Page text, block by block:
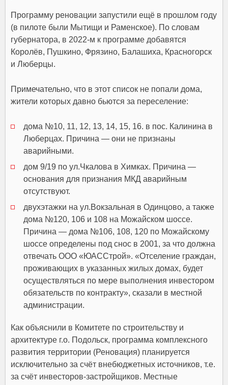
Программу реновации запустили ещё в прошлом году
(в пилоте были Мытищи и Раменское). По словам
губернатора, в 2022-м к программе добавятся
Королёв, Пушкино, Фрязино, Балашиха, Красногорск
и Люберцы.
Примечательно, что в этот список не попали дома,
жители которых давно бьются за переселение:
дома №10, 11, 12, 13, 14, 15, 16. в пос. Калинина в
Люберцах. Причина — они не признаны
аварийными.
дом 9/19 по ул.Чкалова в Химках. Причина —
основания для признания МКД аварийным
отсутствуют.
двухэтажки на ул.Вокзальная в Одинцово, а также
дома №120, 106 и 108 на Можайском шоссе.
Причина — дома №106, 108, 120 по Можайскому
шоссе определены под снос в 2001, за что должна
отвечать ООО «ЮАССтрой». «Отселение граждан,
проживающих в указанных жилых домах, будет
осуществляться по мере выполнения инвестором
обязательств по контракту», сказали в местной
администрации.
Как объяснили в Комитете по строительству и
архитектуре г.о. Подольск, программа комплексного
развития территории (Реновация) планируется
исключительно за счёт внебюджетных источников, т.е.
за счёт инвесторов-застройщиков. Местные